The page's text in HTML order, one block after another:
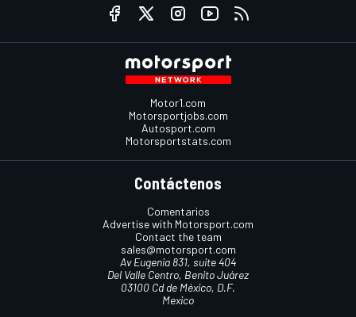
Motor1.com
Motorsportjobs.com
Autosport.com
Motorsportstats.com
Contáctenos
Comentarios
Advertise with Motorsport.com
Contact the team
sales@motorsport.com
Av Eugenia 831, suite 404
Del Valle Centro, Benito Juárez
03100 Cd de México, D.F.
Mexico